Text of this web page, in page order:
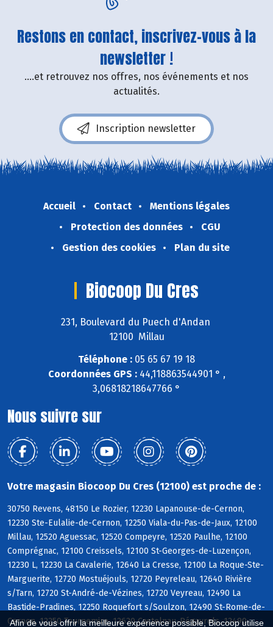
Afin de vous offrir la meilleure expérience possible, Biocoop utilise
Restons en contact, inscrivez-vous à la
newsletter !
....et retrouvez nos offres, nos événements et nos
actualités.
Inscription newsletter
Accueil Contact
Mentions légales
Protection des données
CGU
Gestion des cookies
Plan du site
Biocoop Du Cres
231, Boulevard du Puech d'Andan
12100 Millau
Téléphone : 05 65 67 19 18
Coordonnées GPS :44,118863544901 ° ,
3,06818218647766 °
Nous suivre sur
Votre magasin Biocoop Du Cres (12100) est proche de :
30750 Revens, 48150 Le Rozier, 12230 Lapanouse-de-Cernon,
12230 Ste-Eulalie-de-Cernon, 12250 Viala-du-Pas-de-Jaux, 12100
Millau, 12520 Aguessac, 12520 Compeyre, 12520 Paulhe, 12100
Comprégnac, 12100 Creissels, 12100 St-Georges-de-Luzençon,
12230 L, 12230 La Cavalerie, 12640 La Cresse, 12100 La Roque-Ste-
Marguerite, 12720 Mostuéjouls, 12720 Peyreleau, 12640 Rivière
s/Tarn, 12720 St-André-de-Vézines, 12720 Veyreau, 12490 La
Bastide-Pradines, 12250 Roquefort s/Soulzon, 12490 St-Rome-de-
Cernon, 12250 Tournemire, 12620 Castelnau-Pégayrols, 12490